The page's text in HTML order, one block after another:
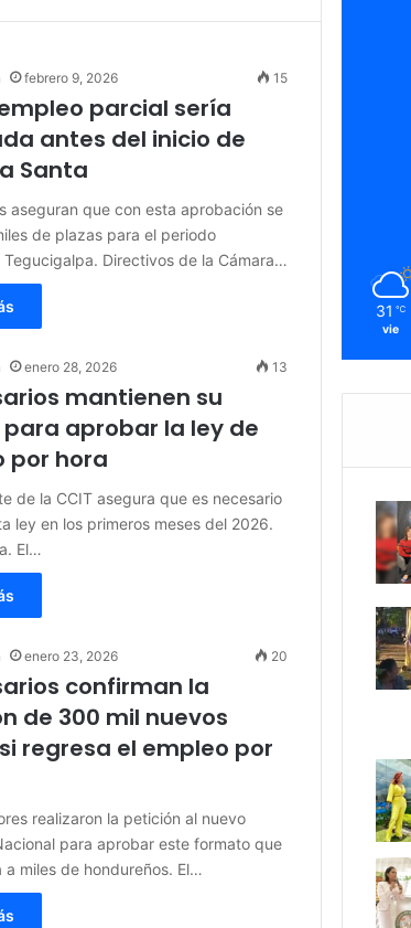
febrero 9, 2026 15
parcial sería
antes del inicio de
Santa
aseguran que con esta aprobación se
de plazas para el periodo
Directivos de la Cámara…
enero 28, 2026 13
mantienen su
aprobar la ley de
por hora
de la CCIT asegura que es necesario
ley en los primeros meses del 2026.
El…
enero 23, 2026 20
confirman la
de 300 mil nuevos
regresa el empleo por
realizaron la petición al nuevo
para aprobar este formato que
a miles de hondureños. El…
31 ℃
vie